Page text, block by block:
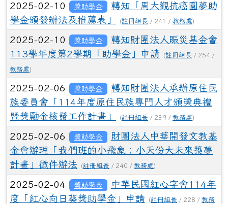
2025-02-10 獎助學金
轉知「周大觀抗癌圓夢助
學金頒發辦法及推薦表」
(註冊組長 / 241 / 教務處)
2025-02-10 獎助學金
轉知財團法人賑災基金會
113學年度第2學期「助學金」申請
(註冊組長 / 254 /
教務處)
2025-02-06 獎助學金
轉知財團法人承辦原住民
族委員會「114年度原住民族專門人才頒獎典禮
暨獎勵金核發工作計畫」
(註冊組長 / 239 / 教務處)
2025-02-06 獎助學金
財團法人中華開發文教基
金會辦理「我們班的小飛象；小天份大未來築夢
計畫」徵件辦法
(註冊組長 / 240 / 教務處)
2025-02-04 獎助學金
中華民國紅心字會114年
度「紅心向日葵獎助學金」申請
(註冊組長 / 228 / 教務